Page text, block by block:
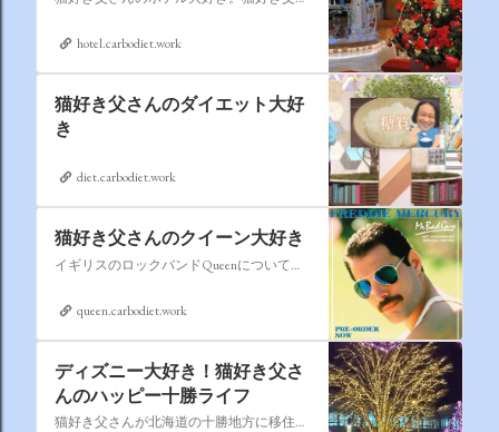
hotel.carbodiet.work
猫好き父さんのダイエット大好
き
diet.carbodiet.work
猫好き父さんのクイーン大好き
イギリスのロックバンドQueenについての情報をアップします。
queen.carbodiet.work
ディズニー大好き！猫好き父さ
んのハッピー十勝ライフ
猫好き父さんが北海道の十勝地方に移住しました。なれない北海道の暮らしについてお伝えします。